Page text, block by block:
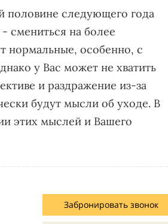
половине следующего года
смениться на более
нормальные, особенно, с
у Вас может не хватить
и раздражение из-за
будут мысли об уходе. В
этих мыслей и Вашего
Забронировать звонок